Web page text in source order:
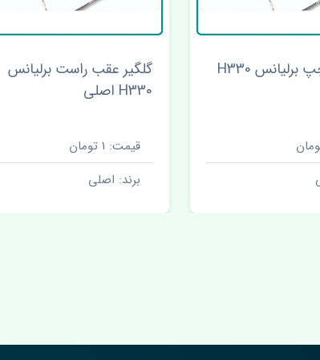
برلیانس
استارت برلیانس H330 اصلی
قیمت: 1 تومان
برند: اصلی